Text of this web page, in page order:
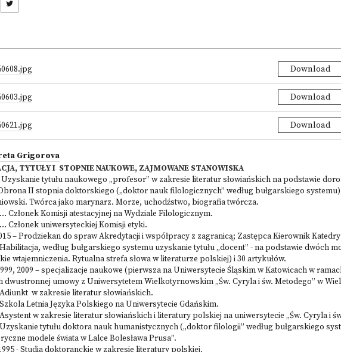
Download
Download
Download
Grigorova
TYTUŁY I STOPNIE NAUKOWE, ZAJMOWANE STANOWISKA
Uzyskanie tytułu naukowego „profesor” w zakresie literatur słowiańskich na podstawie
II stopnia doktorskiego („doktor nauk filologicznych” według bułgarskiego
Twórca jako marynarz. Morze, uchodźstwo, biografia twórcza.
Członek Komisji atestacyjnej na Wydziale Filologicznym.
Członek uniwersyteckiej Komisji etyki.
– Prodziekan do spraw Akredytacji i współpracy z zagranicą; Zastępca Kierownik
według bułgarskiego systemu uzyskanie tytułu „docent” - na podstawie
wtajemniczenia. Rytualna strefa słowa w literaturze polskiej) i 30 artykułów.
2009 – specjalizacje naukowe (pierwsza na Uniwersytecie Śląskim w Katowicach w
dwustronnej umowy z Uniwersytetem Wielkotyrnowskim „Św. Cyryla i św. Metodego” w
Adiunkt w zakresie literatur słowiańskich.
Szkola Letnia Języka Polskiego na Uniwersytecie Gdańskim.
Asystent w zakresie literatur słowiańskich i literatury polskiej na uniwersytecie „Św. Cyryla i
Uzyskanie tytułu doktora nauk humanistycznych („doktor filologii” według bułgarskiego
modele świata w Lalce Bolesława Prusa”.
- Studia doktoranckie w zakresie literatury polskiej.